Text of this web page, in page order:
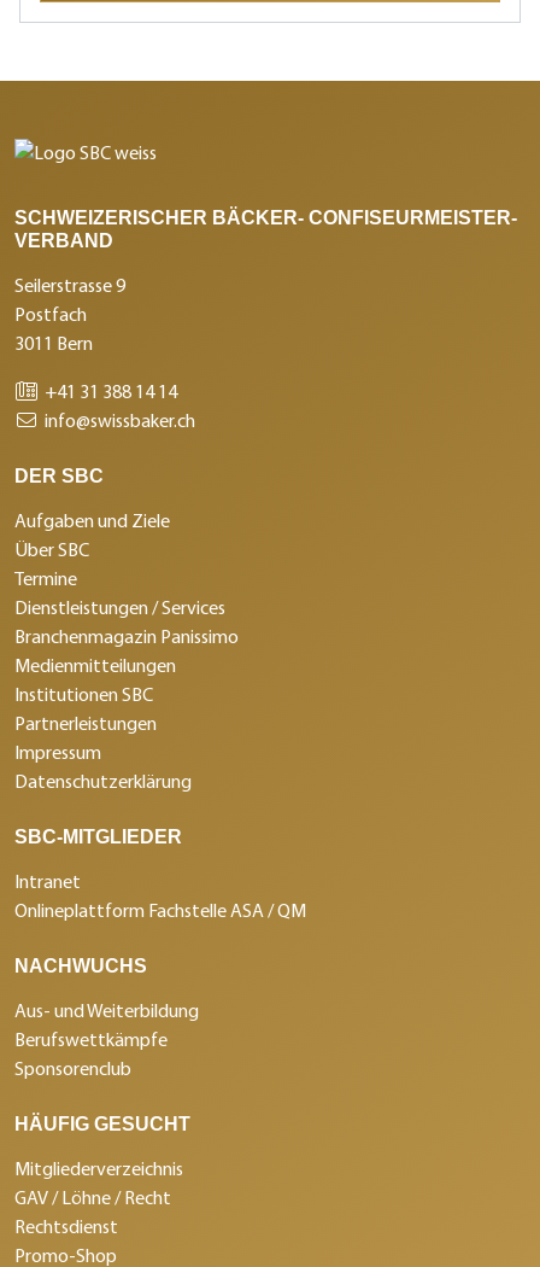
SCHWEIZERISCHER BÄCKER- CONFISEURMEISTER-
VERBAND
Seilerstrasse 9
Postfach
3011 Bern
+41 31 388 14 14
info@swissbaker.ch
DER SBC
Aufgaben und Ziele
Über SBC
Termine
Dienstleistungen / Services
Branchenmagazin Panissimo
Medienmitteilungen
Institutionen SBC
Partnerleistungen
Impressum
Datenschutzerklärung
SBC-MITGLIEDER
Intranet
Onlineplattform Fachstelle ASA / QM
NACHWUCHS
Aus- und Weiterbildung
Berufswettkämpfe
Sponsorenclub
HÄUFIG GESUCHT
Mitgliederverzeichnis
GAV / Löhne / Recht
Rechtsdienst
Promo-Shop